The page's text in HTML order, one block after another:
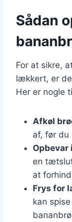
Sådan
For at sikre,
lækkert, er
Her er nogle
Afkøl
af, før du
en
at
Frys for
kan